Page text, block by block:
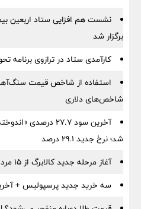
نشست هم افزایی ستاد اربعین
برگزار شد
کارآمدی ستاد در ترازوی برنامه
استفاده از شاخص قیمت
شاخص‌های دلاری
آخرین سود ۲۷.۷
شد؛ نرخ جدید ۲۹.۱ درصد
آغاز مرحله جدید کالابرگ از ۱۵ مردادماه
سه خرید جدید پرسپولیس +